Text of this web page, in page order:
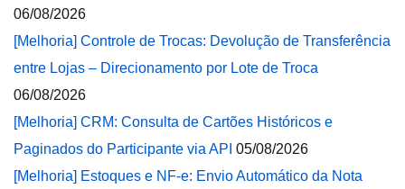
06/08/2026
[Melhoria] Controle de Trocas: Devolução de Transferência
entre Lojas – Direcionamento por Lote de Troca
06/08/2026
[Melhoria] CRM: Consulta de Cartões Históricos e
Paginados do Participante via API 05/08/2026
[Melhoria] Estoques e NF-e: Envio Automático da Nota